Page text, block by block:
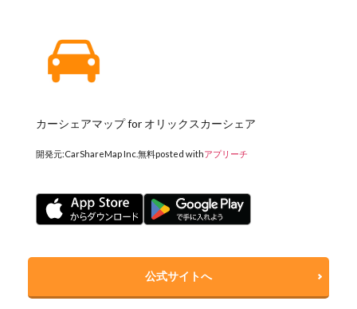
カーシェアマップ for オリックスカーシェア
開発元:CarShareMap Inc.無料posted withアプリーチ
公式サイトへ